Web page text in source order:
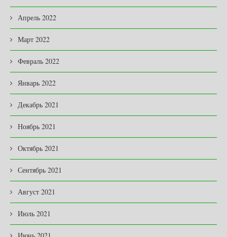
Апрель 2022
Март 2022
Февраль 2022
Январь 2022
Декабрь 2021
Ноябрь 2021
Октябрь 2021
Сентябрь 2021
Август 2021
Июль 2021